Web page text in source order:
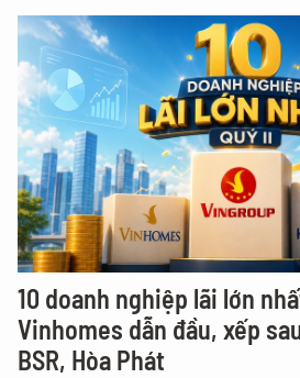
10 doanh nghiệp lãi lớn
Vinhomes dẫn đầu, xếp
BSR, Hòa Phát